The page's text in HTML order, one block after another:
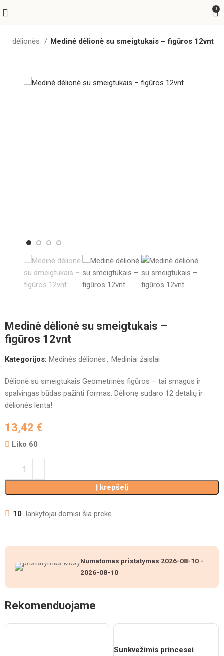
0
dėlionės Medinė dėlionė su smeigtukais – figūros 12vnt
Medinė dėlionė su smeigtukais –
figūros 12vnt
Kategorijos: Medinės dėlionės, Mediniai žaislai
Dėlionė su smeigtukais Geometrinės figūros – tai smagus ir
spalvingas būdas pažinti formas. Dėlionę sudaro 12 detalių ir
dėlionės lenta!
13,42 €
Liko 60
Į krepšelį
10 lankytojai domisi šia preke
Numatomas pristatymas 2026-08-10 -
2026-08-10
Rekomenduojame
Sunkvežimis princesei